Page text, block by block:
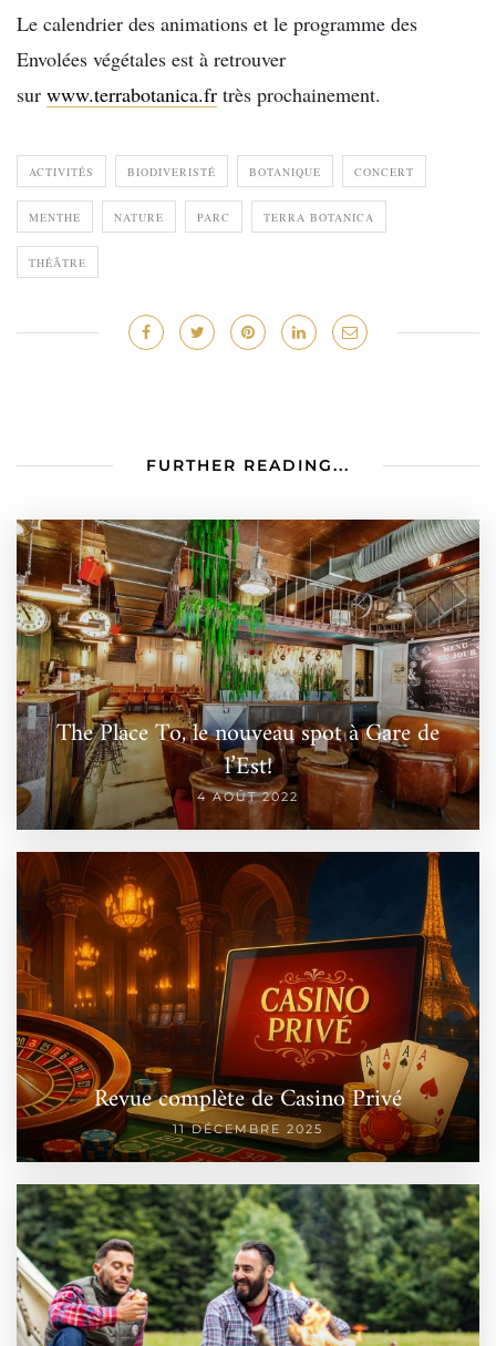
Le calendrier des animations et le programme des
Envolées végétales est à retrouver
sur www.terrabotanica.fr très prochainement.
ACTIVITÉS BIODIVERISTÉ BOTANIQUE CONCERT
MENTHE NATURE PARC TERRA BOTANICA
THÉÂTRE
FURTHER READING...
The Place To, le nouveau spot à Gare de
l’Est!
4 AOÛT 2022
Revue complète de Casino Privé
11 DÉCEMBRE 2025